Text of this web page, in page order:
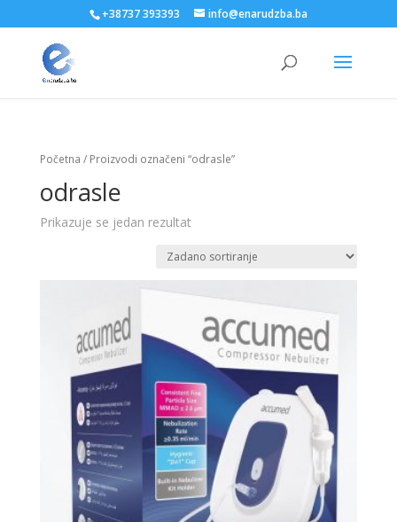
+38737 393393 info@enarudzba.ba
Početna / Proizvodi označeni “odrasle”
odrasle
Prikazuje se jedan rezultat